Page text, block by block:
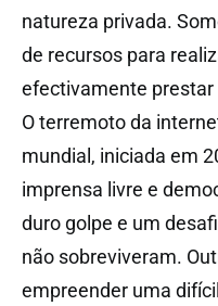
natureza privada.
de recursos para
efectivamente prestar
O terremoto da
mundial, iniciada em
imprensa livre e
duro golpe e um
não sobreviveram.
empreender uma